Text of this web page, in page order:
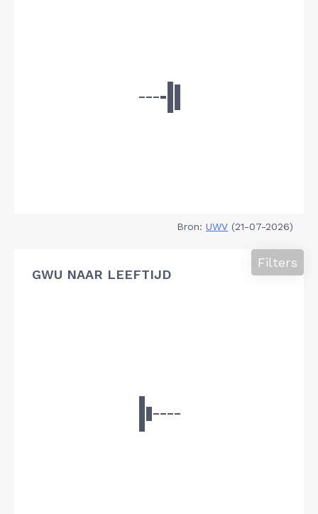
Bron: UWV (21-07-2026)
GWU NAAR LEEFTIJD
Filters